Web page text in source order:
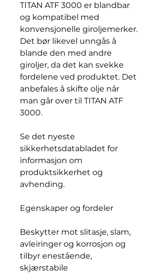
TITAN ATF 3000 er blandbar
og kompatibel med
konvensjonelle giroljemerker.
Det bør likevel unngås å
blande den med andre
giroljer, da det kan svekke
fordelene ved produktet. Det
anbefales å skifte olje når
man går over til TITAN ATF
3000.
Se det nyeste
sikkerhetsdatabladet for
informasjon om
produktsikkerhet og
avhending.
Egenskaper og fordeler
Beskytter mot slitasje, slam,
avleiringer og korrosjon og
tilbyr enestående,
skjærstabile